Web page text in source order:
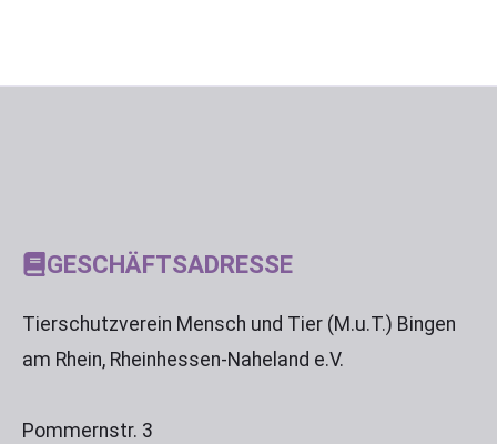
GESCHÄFTSADRESSE
Tierschutzverein Mensch und Tier (M.u.T.) Bingen
am Rhein, Rheinhessen-Naheland e.V.
Pommernstr. 3